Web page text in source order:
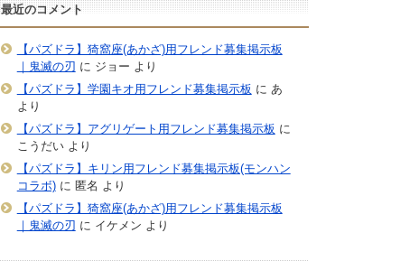
最近のコメント
【パズドラ】猗窩座(あかざ)用フレンド募集掲示板
｜鬼滅の刃 に ジョー より
【パズドラ】学園キオ用フレンド募集掲示板 に あ
より
【パズドラ】アグリゲート用フレンド募集掲示板 に
こうだいより
【パズドラ】キリン用フレンド募集掲示板(モンハン
コラボ)に 匿名 より
【パズドラ】猗窩座(あかざ)用フレンド募集掲示板
｜鬼滅の刃 に イケメン より